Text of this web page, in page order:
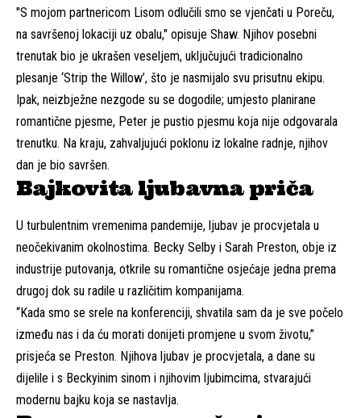
"S mojom partnericom Lisom odlučili smo se vjenčati u Poreču,
na savršenoj lokaciji uz obalu," opisuje Shaw. Njihov posebni
trenutak bio je ukrašen veseljem, uključujući tradicionalno
plesanje ‘Strip the Willow’, što je nasmijalo svu prisutnu ekipu.
Ipak, neizbježne nezgode su se dogodile; umjesto planirane
romantične pjesme, Peter je pustio pjesmu koja nije odgovarala
trenutku. Na kraju, zahvaljujući poklonu iz lokalne radnje, njihov
dan je bio savršen.
Bajkovita ljubavna priča
U turbulentnim vremenima pandemije, ljubav je procvjetala u
neočekivanim okolnostima. Becky Selby i Sarah Preston, obje iz
industrije putovanja, otkrile su romantične osjećaje jedna prema
drugoj dok su radile u različitim kompanijama.
“Kada smo se srele na konferenciji, shvatila sam da je sve počelo
između nas i da ću morati donijeti promjene u svom životu,”
prisjeća se Preston. Njihova ljubav je procvjetala, a dane su
dijelile i s Beckyinim sinom i njihovim ljubimcima, stvarajući
modernu bajku koja se nastavlja.